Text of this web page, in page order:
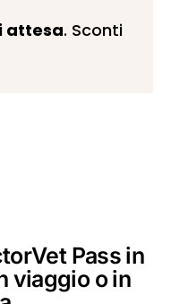
attesa. Sconti
Pass in
viaggio o in